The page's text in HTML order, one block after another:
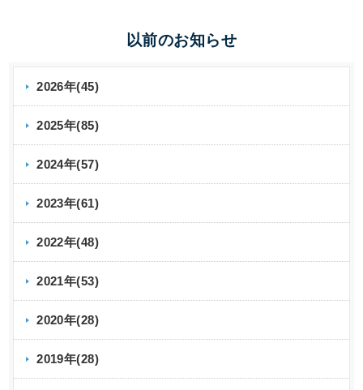
以前のお知らせ
2026年(45)
2025年(85)
2024年(57)
2023年(61)
2022年(48)
2021年(53)
2020年(28)
2019年(28)